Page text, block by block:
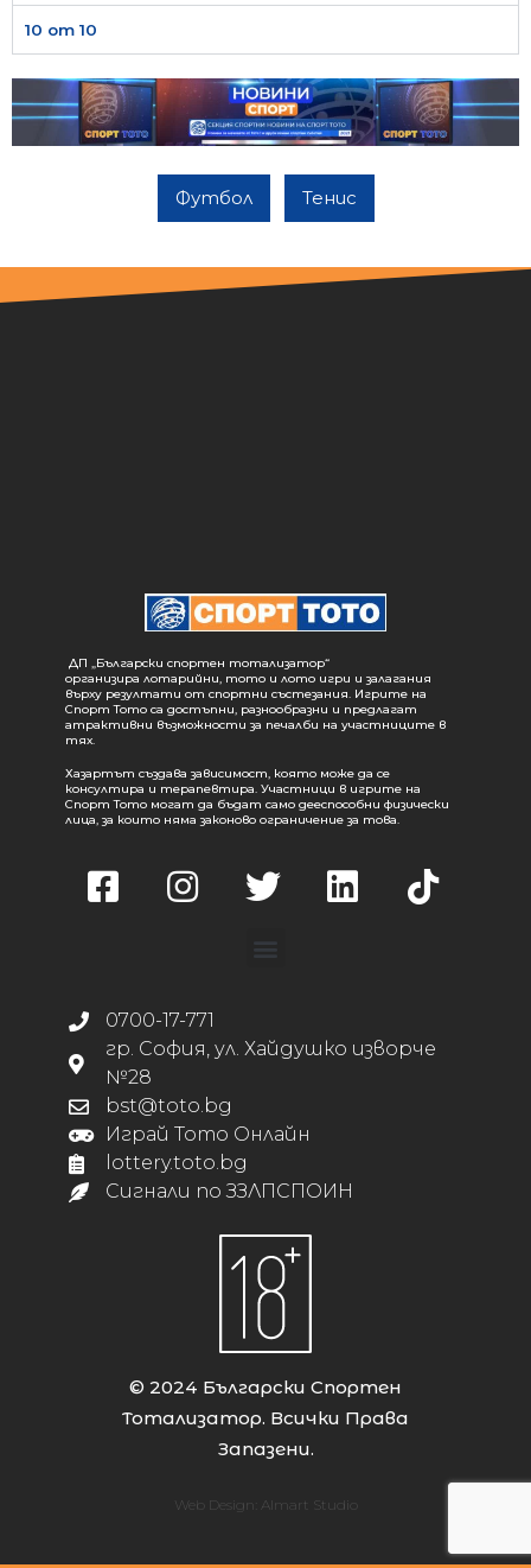
10 от 10
Футбол Тенис
ДП „Български спортен тотализатор“
организира лотарийни, тото и лото игри и залагания
върху резултати от спортни състезания. Игрите на
Спорт Тото са достъпни, разнообразни и предлагат
атрактивни възможности за печалби на участниците в
тях.
Хазартът създава зависимост, която може да се
консултира и терапевтира. Участници в игрите на
Спорт Тото могат да бъдат само дееспособни физически
лица, за които няма законово ограничение за това.
0700-17-771
гр. София, ул. Хайдушко изворче
№28
bst@toto.bg
Играй Тото Онлайн
lottery.toto.bg
Сигнали по ЗЗЛПСПОИН
© 2024 Български Спортен
Тотализатор. Всички Права
Запазени.
Web Design: Almart Studio